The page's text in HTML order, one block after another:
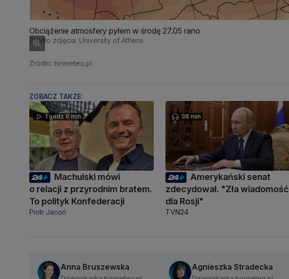
Obciążenie atmosfery pyłem w środę 27.05 rano
Źródło zdjęcia: University of Athens
Źródło: tvnmeteo.pl
ZOBACZ TAKŻE:
1 godz 6 min
Machulski mówi
o relacji z przyrodnim bratem.
To polityk Konfederacji
Piotr Jacoń
38 min
Amerykański senat
zdecydował. "Zła wiadomość
dla Rosji"
TVN24
Anna Bruszewska Agnieszka Stradecka